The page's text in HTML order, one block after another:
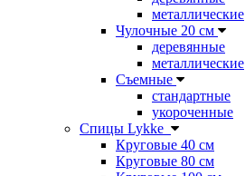
металлические
Чулочные 20 см
деревянные
металлические
Съемные
стандартные
укороченные
Спицы Lykke
Круговые 40 см
Круговые 80 см